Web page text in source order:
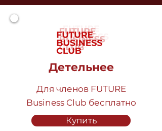
Детельнее
Для членов FUTURE
Business Club бесплатно
Купить